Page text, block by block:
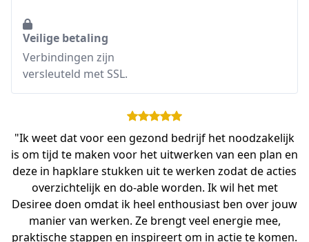
Veilige betaling
Verbindingen zijn
versleuteld met SSL.
"Ik weet dat voor een gezond bedrijf het noodzakelijk
is om tijd te maken voor het uitwerken van een plan en
deze in hapklare stukken uit te werken zodat de acties
overzichtelijk en do-able worden. Ik wil het met
Desiree doen omdat ik heel enthousiast ben over jouw
manier van werken. Ze brengt veel energie mee,
praktische stappen en inspireert om in actie te komen.